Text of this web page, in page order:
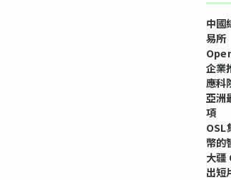
中國
易所
企業
應科
亞洲
項
OSL
幣的
大
出短